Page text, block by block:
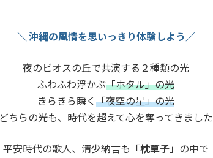
＼ 沖縄の風情を思いっきり体験しよう／
夜のビオスの丘で共演する２種類の光
ふわふわ浮かぶ「ホタル」の光
きらきら瞬く 「夜空の星」の光
どちらの光も、時代を超えて心を奪ってきました
平安時代の歌人、清少納言も「枕草子 」の中で